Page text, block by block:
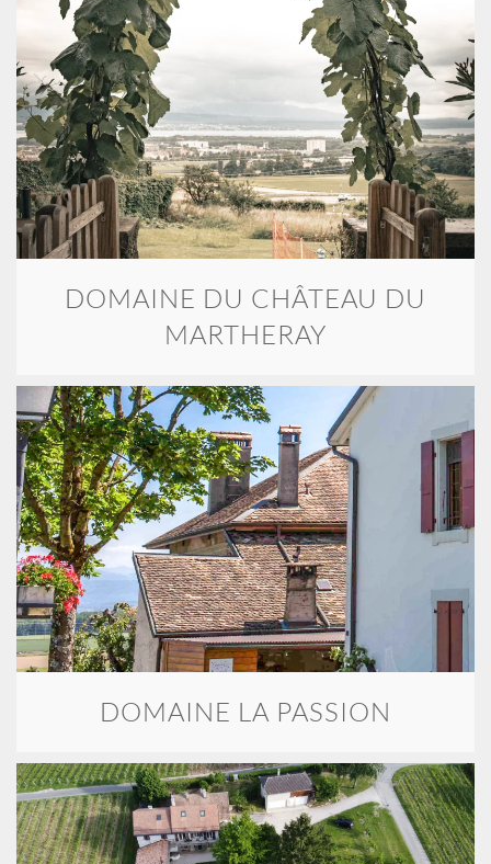
DOMAINE DU CHÂTEAU DU
MARTHERAY
DOMAINE LA PASSION